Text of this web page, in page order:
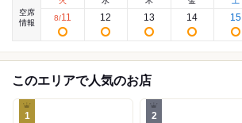
空席
情報
8/11 12 13 14 15
このエリアで人気のお店
1 2